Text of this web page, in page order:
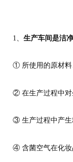
1、 生产车间是洁
① 所使用的原材料
② 在生产过程中对
③ 生产过程中产生
④ 含菌空气在化妆